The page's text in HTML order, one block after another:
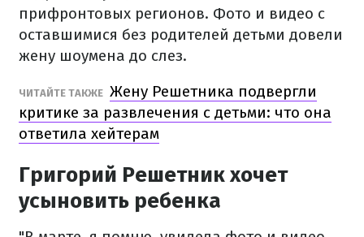
прифронтовых регионов. Фото и видео с
оставшимися без родителей детьми довели
жену шоумена до слез.
ЧИТАЙТЕ ТАКЖЕ Жену Решетника подвергли
критике за развлечения с детьми: что она
ответила хейтерам
Григорий Решетник хочет
усыновить ребенка